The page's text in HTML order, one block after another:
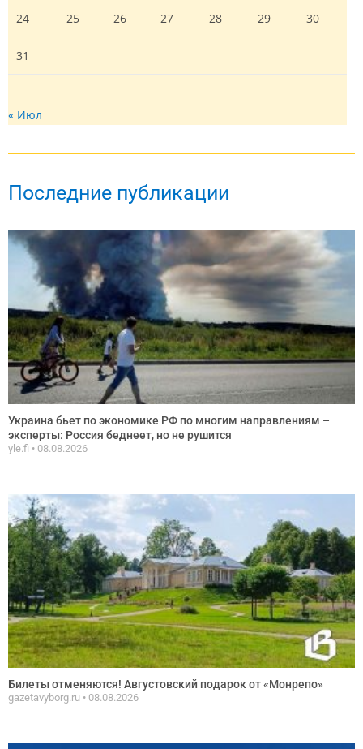
24 25 26 27 28 29 30
31
« Июл
Последние публикации
Украина бьет по экономике РФ по многим направлениям –
эксперты: Россия беднеет, но не рушится
yle.fi 08.08.2026
Билеты отменяются! Августовский подарок от «Монрепо»
gazetavyborg.ru 08.08.2026